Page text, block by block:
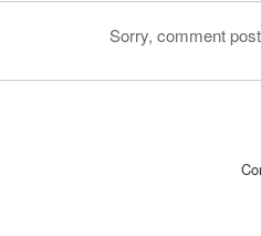
Sorry, comment